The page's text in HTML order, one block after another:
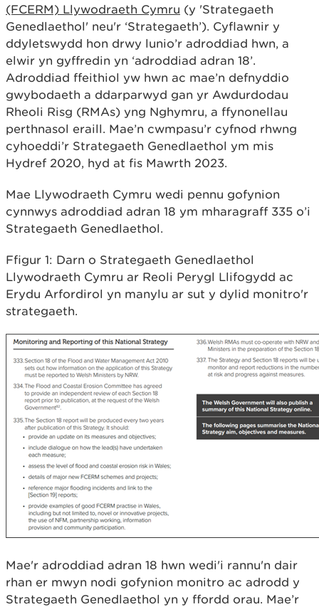
(FCERM) Llywodraeth Cymru (y 'Strategaeth
Genedlaethol' neu'r ‘Strategaeth’). Cyflawnir y
ddyletswydd hon drwy lunio’r adroddiad hwn, a
elwir yn gyffredin yn ‘adroddiad adran 18’.
Adroddiad ffeithiol yw hwn ac mae’n defnyddio
gwybodaeth a ddarparwyd gan yr Awdurdodau
Rheoli Risg (RMAs) yng Nghymru, a ffynonellau
perthnasol eraill. Mae’n cwmpasu’r cyfnod rhwng
cyhoeddi’r Strategaeth Genedlaethol ym mis
Hydref 2020, hyd at fis Mawrth 2023.
Mae Llywodraeth Cymru wedi pennu gofynion
cynnwys adroddiad adran 18 ym mharagraff 335 o’i
Strategaeth Genedlaethol.
Ffigur 1: Darn o Strategaeth Genedlaethol
Llywodraeth Cymru ar Reoli Perygl Llifogydd ac
Erydu Arfordirol yn manylu ar sut y dylid monitro'r
strategaeth.
Mae'r adroddiad adran 18 hwn wedi'i rannu'n dair
rhan er mwyn nodi gofynion monitro ac adrodd y
Strategaeth Genedlaethol yn y ffordd orau. Mae’r